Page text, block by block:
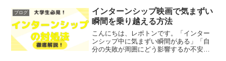
その難易度について徹底解説します！レ
ポトンこの記事は次の...
ブログ
インターンシップ映画で気まずい
瞬間を乗り越える方法
こんにちは、レポトンです。「インター
ンシップ中に気まずい瞬間がある」「自
分の失敗が周囲にどう影響するか不安」